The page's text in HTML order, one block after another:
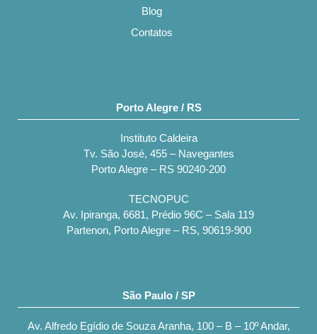
Blog
Contatos
Porto Alegre / RS
Instituto Caldeira
Tv. São José, 455 – Navegantes
Porto Alegre – RS 90240-200
TECNOPUC
Av. Ipiranga, 6681, Prédio 96C – Sala 119
Partenon, Porto Alegre – RS, 90619-900
São Paulo / SP
Av. Alfredo Egídio de Souza Aranha, 100 – B – 10º Andar,